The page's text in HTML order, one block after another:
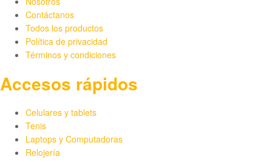
Contáctanos
Todos los productos
Política de privacidad
Términos y condiciones
Accesos rápidos
Celulares y tablets
Tenis
Laptops y Computadoras
Relojería